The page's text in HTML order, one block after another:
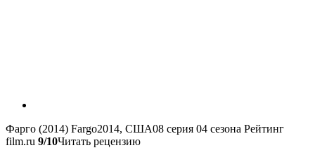
Фарго (2014) Fargo2014, США08 серия 04 сезона Рейтинг
film.ru 9/10Читать рецензию